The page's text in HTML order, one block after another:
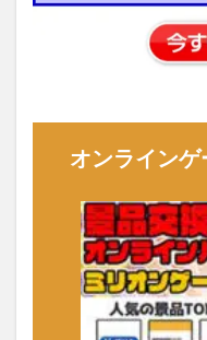
オンラインゲ